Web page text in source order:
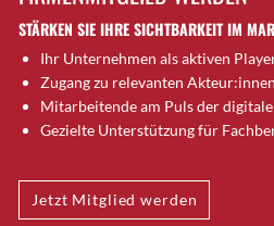
Däniken
Dübendorf
Dübendorf 1
Ebikon
Egg b. Zürich
STÄRKEN SIE IHRE SICHTBARKEIT IM
Ihr Unternehmen als aktiven
Zugang zu relevanten
Mitarbeitende am Puls der
Gezielte Unterstützung für
Jetzt Mitglied werden